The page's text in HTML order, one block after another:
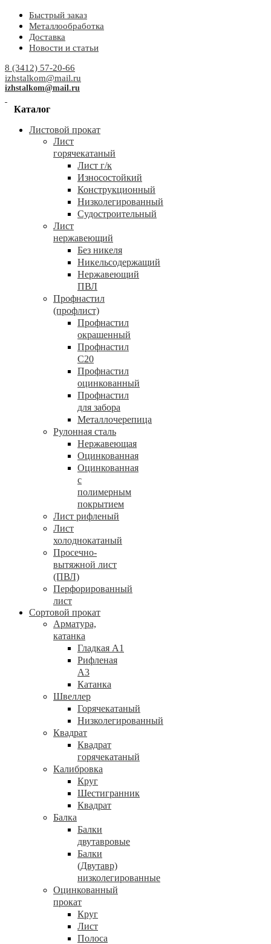
Быстрый заказ
Металлообработка
Доставка
Новости и статьи
8 (3412) 57-20-66
izhstalkom@mail.ru
izhstalkom@mail.ru
Каталог
Листовой прокат
Лист
горячекатаный
Лист г/к
Износостойкий
Конструкционный
Низколегированный
Судостроительный
Лист
нержавеющий
Без никеля
Никельсодержащий
Нержавеющий
ПВЛ
Профнастил
(профлист)
Профнастил
окрашенный
Профнастил
С20
Профнастил
оцинкованный
Профнастил
для забора
Металлочерепица
Рулонная сталь
Нержавеющая
Оцинкованная
Оцинкованная
с
полимерным
покрытием
Лист рифленый
Лист
холоднокатаный
Просечно-
вытяжной лист
(ПВЛ)
Перфорированный
лист
Сортовой прокат
Арматура,
катанка
Гладкая А1
Рифленая
А3
Катанка
Швеллер
Горячекатаный
Низколегированный
Квадрат
Квадрат
горячекатаный
Калибровка
Круг
Шестигранник
Квадрат
Балка
Балки
двутавровые
Балки
(Двутавр)
низколегированные
Оцинкованный
прокат
Круг
Лист
Полоса